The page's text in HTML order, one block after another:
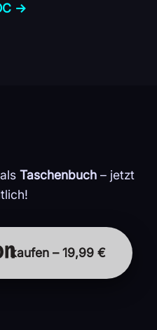
→
Taschenbuch – jetzt
kaufen – 19,99 €